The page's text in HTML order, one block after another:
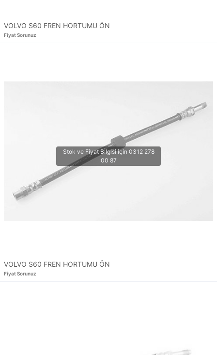
VOLVO S60 FREN HORTUMU ÖN
Fiyat Sorunuz
VOLVO S60 FREN HORTUMU ÖN
Fiyat Sorunuz